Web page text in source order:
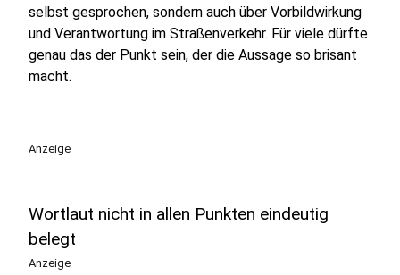
selbst gesprochen, sondern auch über Vorbildwirkung
und Verantwortung im Straßenverkehr. Für viele dürfte
genau das der Punkt sein, der die Aussage so brisant
macht.
Anzeige
Wortlaut nicht in allen Punkten eindeutig
belegt
Anzeige